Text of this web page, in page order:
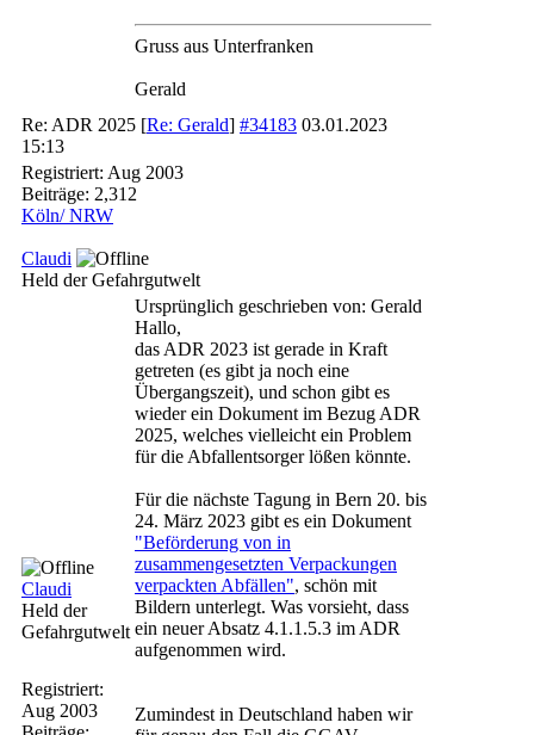
Gruss aus Unterfranken
Gerald
Re: ADR 2025 [Re: Gerald] #34183 03.01.2023
15:13
Registriert: Aug 2003
Beiträge: 2,312
Köln/ NRW
Claudi
Held der Gefahrgutwelt
Claudi
Held der
Gefahrgutwelt
Registriert:
Aug 2003
Ursprünglich geschrieben von: Gerald
Hallo,
das ADR 2023 ist gerade in Kraft
getreten (es gibt ja noch eine
Übergangszeit), und schon gibt es
wieder ein Dokument im Bezug ADR
2025, welches vielleicht ein Problem
für die Abfallentsorger lößen könnte.
Für die nächste Tagung in Bern 20. bis
24. März 2023 gibt es ein Dokument
"Beförderung von in
zusammengesetzten Verpackungen
verpackten Abfällen", schön mit
Bildern unterlegt. Was vorsieht, dass
ein neuer Absatz 4.1.1.5.3 im ADR
aufgenommen wird.
Zumindest in Deutschland haben wir